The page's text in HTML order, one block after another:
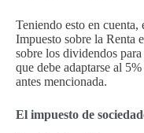
Teniendo esto en
Impuesto sobre la Renta
sobre los dividendos
que debe adaptarse al
antes mencionada.
El impuesto de